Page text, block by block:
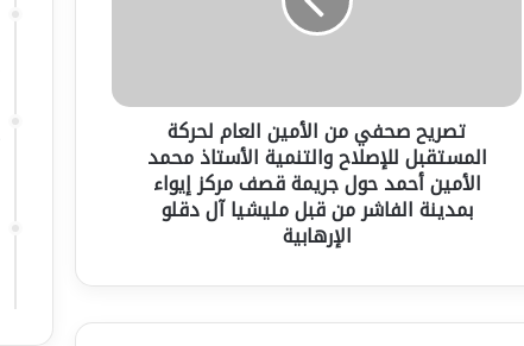
والتنمية
قصف
إيواء
تصريح صحفي من الأمين العام لحركة
المستقبل للإصلاح والتنمية الأستاذ محمد
الأمين أحمد حول جريمة قصف مركز إيواء
بمدينة الفاشر من قبل مليشيا آل دقلو
الإرهابية